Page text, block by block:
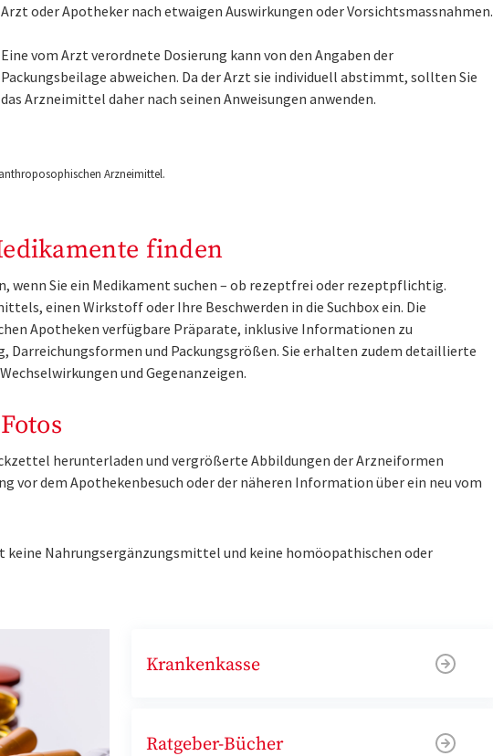
Arzt oder Apotheker nach etwaigen Auswirkungen oder Vorsichtsmassnahmen.
Eine vom Arzt verordnete Dosierung kann von den Angaben der
Packungsbeilage abweichen. Da der Arzt sie individuell abstimmt, sollten Sie
das Arzneimittel daher nach seinen Anweisungen anwenden.
Arzneimittel.
finden
Sie ein Medikament suchen – ob rezeptfrei oder rezeptpflichtig.
einen Wirkstoff oder Ihre Beschwerden in die Suchbox ein. Die
Apotheken verfügbare Präparate, inklusive Informationen zu
Darreichungsformen und Packungsgrößen. Sie erhalten zudem detaillierte
und Gegenanzeigen.
herunterladen und vergrößerte Abbildungen der Arzneiformen
vor dem Apothekenbesuch oder der näheren Information über ein neu vom
keine Nahrungsergänzungsmittel und keine homöopathischen oder
Krankenkasse
Ratgeber-Bücher